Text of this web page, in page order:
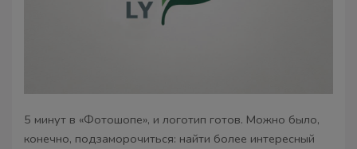
5 минут в «Фотошопе», и логотип готов. Можно было,
конечно, подзаморочиться: найти более интересный